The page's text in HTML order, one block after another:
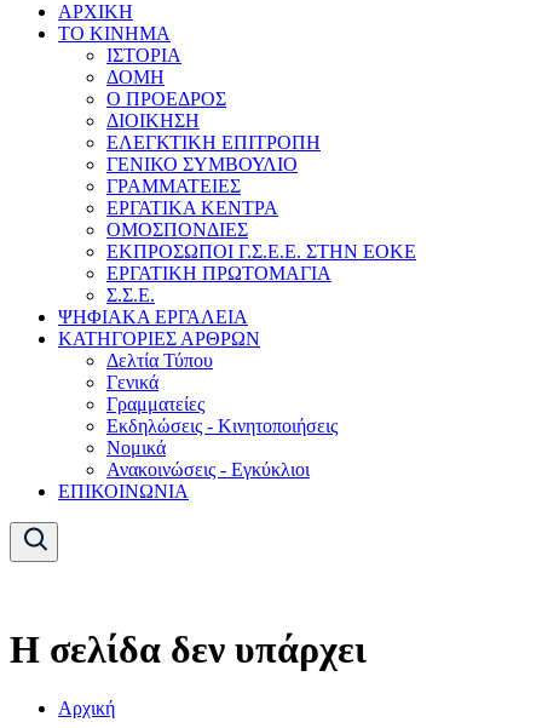
ΑΡΧΙΚΗ
ΤΟ ΚΙΝΗΜΑ
ΙΣΤΟΡΙΑ
ΔΟΜΗ
Ο ΠΡΟΕΔΡΟΣ
ΔΙΟΙΚΗΣΗ
ΕΛΕΓΚΤΙΚΗ ΕΠΙΤΡΟΠΗ
ΓΕΝΙΚΟ ΣΥΜΒΟΥΛΙΟ
ΓΡΑΜΜΑΤΕΙΕΣ
ΕΡΓΑΤΙΚΑ ΚΕΝΤΡΑ
ΟΜΟΣΠΟΝΔΙΕΣ
ΕΚΠΡΟΣΩΠΟΙ Γ.Σ.Ε.Ε. ΣΤΗΝ ΕΟΚΕ
ΕΡΓΑΤΙΚΗ ΠΡΩΤΟΜΑΓΙΑ
Σ.Σ.Ε.
ΨΗΦΙΑΚΑ ΕΡΓΑΛΕΙΑ
ΚΑΤΗΓΟΡΙΕΣ ΑΡΘΡΩΝ
Δελτία Τύπου
Γενικά
Γραμματείες
Εκδηλώσεις - Κινητοποιήσεις
Νομικά
Ανακοινώσεις - Εγκύκλιοι
ΕΠΙΚΟΙΝΩΝΙΑ
Η σελίδα δεν υπάρχει
Αρχική